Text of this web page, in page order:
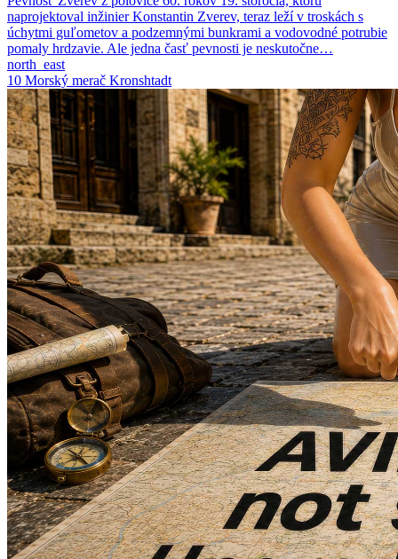
naprojektoval inžinier Konstantin Zverev, teraz leží v troskách s
úchytmi guľometov a podzemnými bunkrami a vodovodné potrubie
pomaly hrdzavie. Ale jedna časť pevnosti je neskutočne…
north_east
10 Morský merač Kronshtadt